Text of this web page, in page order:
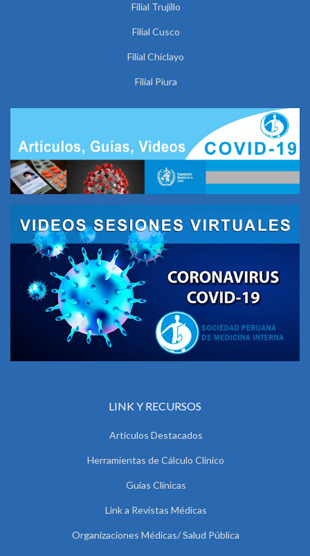
Filial Trujillo
Filial Cusco
Filial Chiclayo
Filial Piura
LINK Y RECURSOS
Artículos Destacados
Herramientas de Cálculo Clínico
Guías Clínicas
Link a Revistas Médicas
Organizaciones Médicas/ Salud Pública